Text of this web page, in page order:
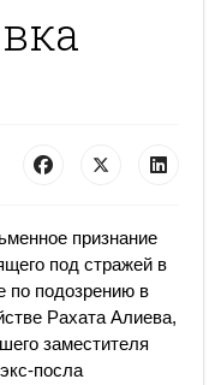
признание
под стражей в
по подозрению в
Рахата Алиева,
заместителя
посла